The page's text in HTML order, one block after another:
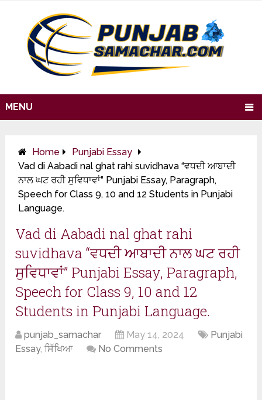
MENU
Home
Punjabi Essay
Vad di Aabadi nal ghat rahi suvidhava “ਵਧਦੀ ਆਬਾਦੀ
ਨਾਲ ਘਟ ਰਹੀ ਸੁਵਿਧਾਵਾਂ” Punjabi Essay, Paragraph,
Speech for Class 9, 10 and 12 Students in Punjabi
Language.
Vad di Aabadi nal ghat rahi
suvidhava “ਵਧਦੀ ਆਬਾਦੀ ਨਾਲ ਘਟ ਰਹੀ
ਸੁਵਿਧਾਵਾਂ” Punjabi Essay, Paragraph,
Speech for Class 9, 10 and 12
Students in Punjabi Language.
punjab_samachar May 14, 2024
Punjabi
Essay,ਸਿੱਖਿਆ No Comments